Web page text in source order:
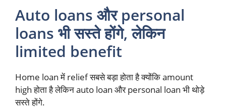
Auto loans और personal
loans भी सस्ते होंगे, लेकिन
limited benefit
Home loan में relief सबसे बड़ा होता है क्योंकि amount
high होता है लेकिन auto loan और personal loan भी थोड़े
सस्ते होंगे.